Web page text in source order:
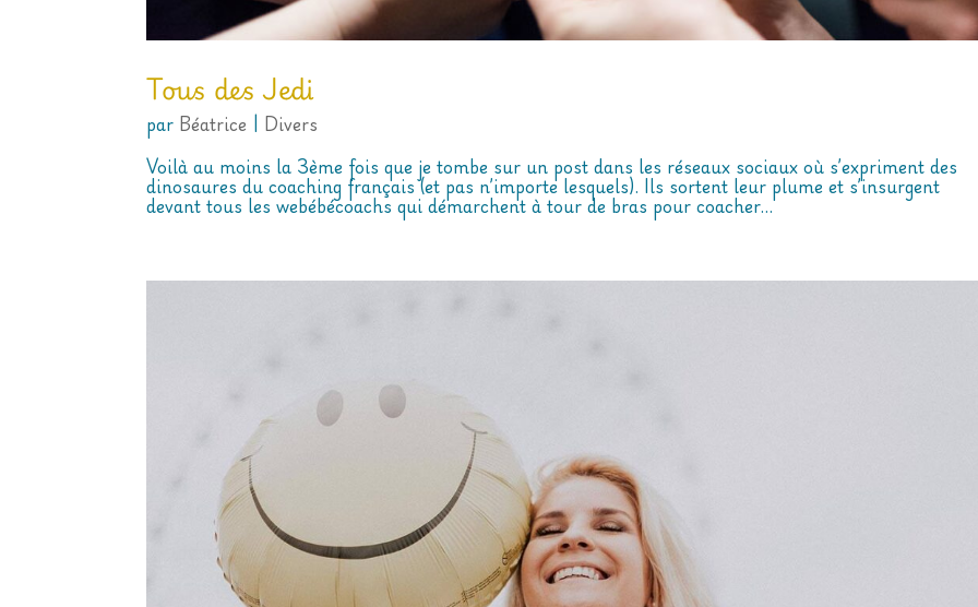
Tous des Jedi
par Béatrice | Divers
Voilà au moins la 3ème fois que je tombe sur un post dans les réseaux sociaux où s’expriment des
dinosaures du coaching français (et pas n’importe lesquels). Ils sortent leur plume et s’insurgent
devant tous les webébécoachs qui démarchent à tour de bras pour coacher...